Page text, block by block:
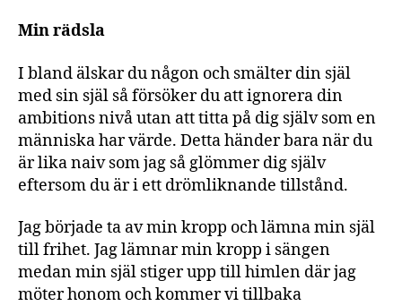
Min rädsla
I bland älskar du någon och smälter din själ
med sin själ så försöker du att ignorera din
ambitions nivå utan att titta på dig själv som en
människa har värde. Detta händer bara när du
är lika naiv som jag så glömmer dig själv
eftersom du är i ett drömliknande tillstånd.
Jag började ta av min kropp och lämna min själ
till frihet. Jag lämnar min kropp i sängen
medan min själ stiger upp till himlen där jag
möter honom och kommer vi tillbaka